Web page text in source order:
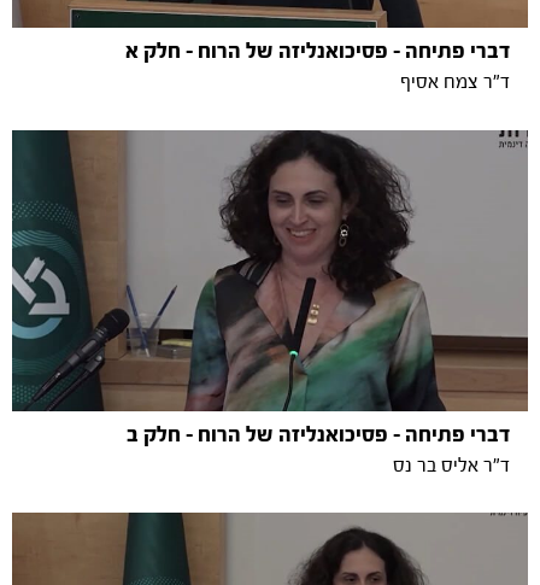
דברי פתיחה - פסיכואנליזה של הרוח - חלק א
ד"ר צמח אסיף
דברי פתיחה - פסיכואנליזה של הרוח - חלק ב
ד"ר אליס בר נס